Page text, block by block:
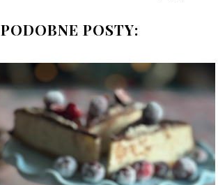
PODOBNE POSTY: